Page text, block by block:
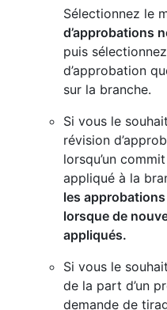
Sélectionnez le
d’approbations
puis
d’approbation
sur la branche.
Si vous le
révision
lorsqu’un
appliqué à la
les
lorsque de
appliqués.
Si vous le
de la part d’un
demande de